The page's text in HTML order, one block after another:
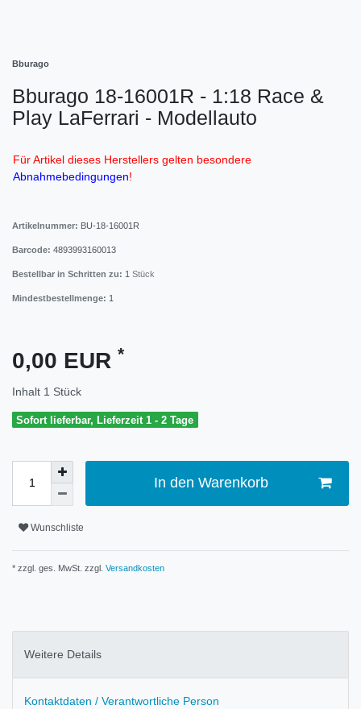
Bburago
Bburago 18-16001R - 1:18 Race &
Play LaFerrari - Modellauto
Für Artikel dieses Herstellers gelten besondere
Abnahmebedingungen!
Artikelnummer: BU-18-16001R
Barcode: 4893993160013
Bestellbar in Schritten zu: 1 Stück
Mindestbestellmenge: 1
0,00 EUR *
Inhalt 1 Stück
Sofort lieferbar, Lieferzeit 1 - 2 Tage
In den Warenkorb
Wunschliste
* zzgl. ges. MwSt. zzgl. Versandkosten
Weitere Details
Kontaktdaten / Verantwortliche Person